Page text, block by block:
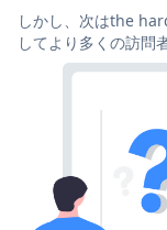
しかし、次はthe
してより多くの訪問